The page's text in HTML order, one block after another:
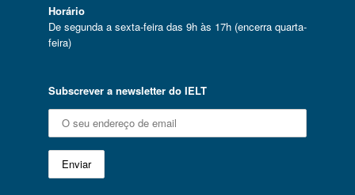
Horário
De segunda a sexta-feira das 9h às 17h (encerra quarta-
feira)
Subscrever a newsletter do IELT